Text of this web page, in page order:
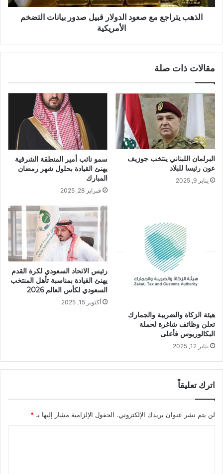
الذهب يتراجع مع صعود الدولار قبيل صدور بيانات التضخم
الأمريكية
مقالات ذات صلة
البرلمان اللبناني ينتخب جوزيف
عون رئيسا للبلاد
يناير 9, 2025
سمو نائب أمير المنطقة الشرقية
يهنئ القيادة بحلول شهر رمضان
المبارك
فبراير 28, 2025
هيئة الزكاة والضريبة والجمارك
تعلن وظائف شاغرة لحملة
البكالوريوس فأعلى
يناير 12, 2025
رئيس الاتحاد السعودي لكرة القدم
يهنئ القيادة بمناسبة تأهل المنتخب
السعودي لكأس العالم 2026
أكتوبر 15, 2025
اترك تعليقاً
لن يتم نشر عنوان بريدك الإلكتروني. الحقول الإلزامية مشار إليها بـ *